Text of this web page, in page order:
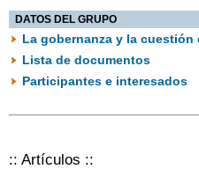
DATOS DEL GRUPO
La gobernanza y la cuestión
Lista de documentos
Participantes e interesados
:: Artículos ::